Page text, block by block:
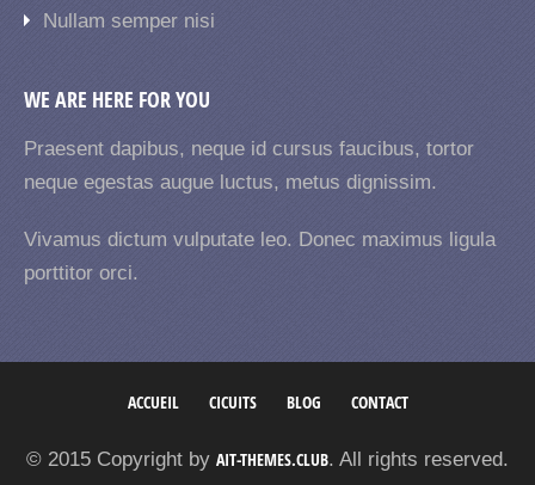
Nullam semper nisi
WE ARE HERE FOR YOU
Praesent dapibus, neque id cursus faucibus, tortor
neque egestas augue luctus, metus dignissim.
Vivamus dictum vulputate leo. Donec maximus ligula
porttitor orci.
ACCUEIL CICUITS BLOG CONTACT
© 2015 Copyright by AIT-THEMES.CLUB. All rights reserved.